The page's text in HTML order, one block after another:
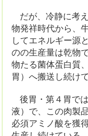
だが、冷静に考
物発祥時代から、
してエネルギー源
のの生産量は乾物
物たる菌体蛋白質
胃）へ搬送し続け
後胃・第４胃で
液）で、この肉製
必須アミノ酸を獲